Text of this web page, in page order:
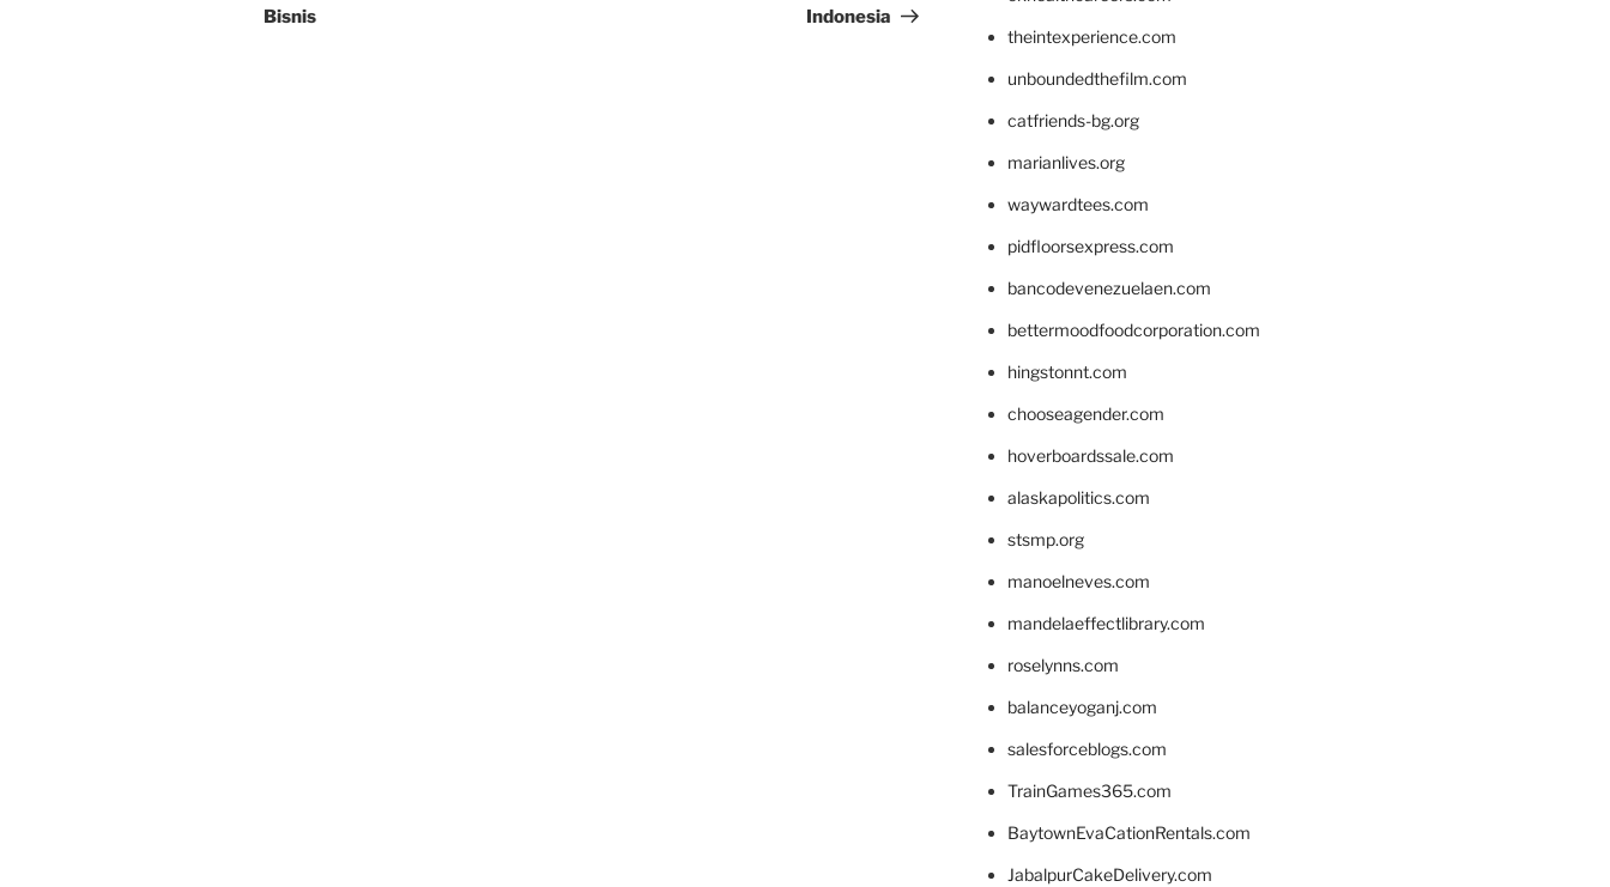
Bisnis
Indonesia
theintexperience.com
unboundedthefilm.com
catfriends-bg.org
marianlives.org
waywardtees.com
pidfloorsexpress.com
bancodevenezuelaen.com
bettermoodfoodcorporation.com
hingstonnt.com
chooseagender.com
hoverboardssale.com
alaskapolitics.com
stsmp.org
manoelneves.com
mandelaeffectlibrary.com
roselynns.com
balanceyoganj.com
salesforceblogs.com
TrainGames365.com
BaytownEvaCationRentals.com
JabalpurCakeDelivery.com